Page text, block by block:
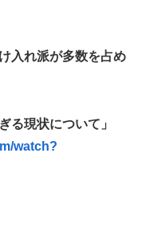
入れ派が多数を占め
る現状について」
watch?